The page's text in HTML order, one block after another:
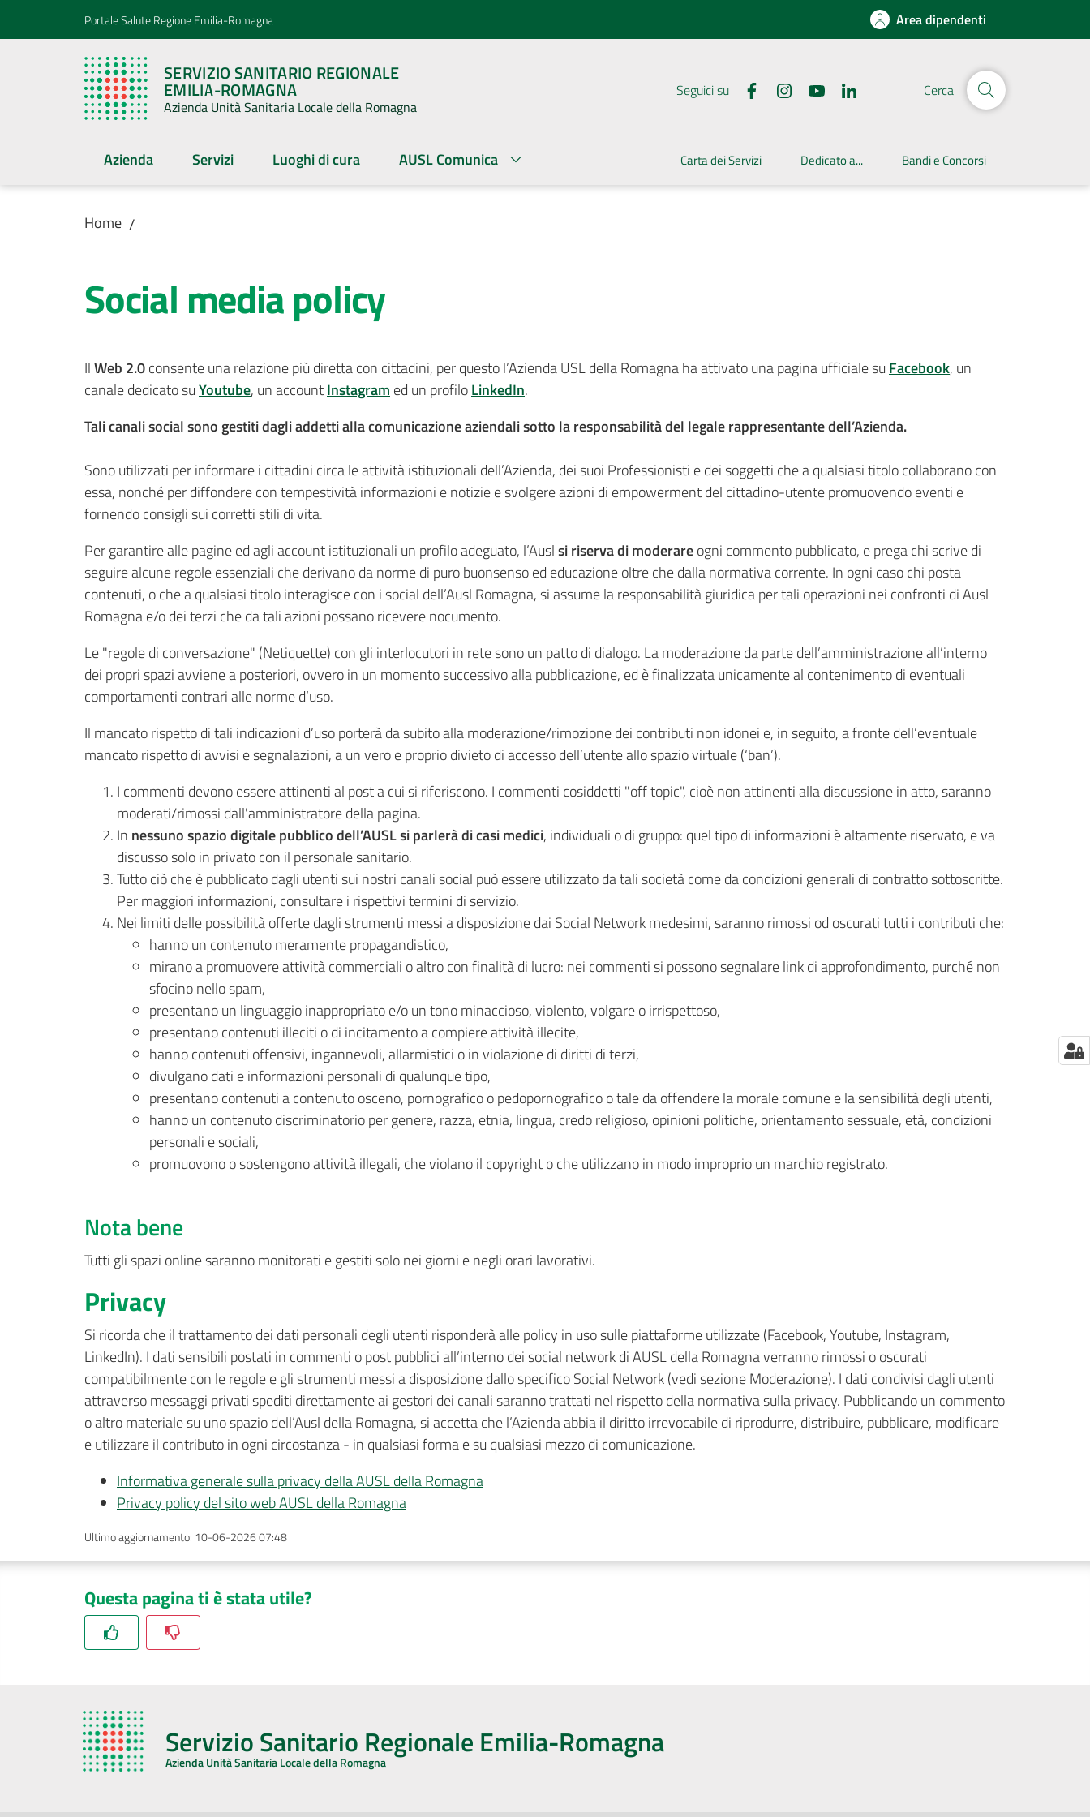
Vai al contenuto
Vai alla navigazionePortale Salute Regione Emilia-Romagna Area dipendenti
SERVIZIO SANITARIO REGIONALE
EMILIA-ROMAGNA
Azienda Unità Sanitaria Locale della Romagna
Seguici su Cerca
Azienda Servizi Luoghi di cura AUSL Comunica Carta dei Servizi Dedicato a... Bandi e Concorsi
Home /
Social media policy
IlWeb 2.0consente una relazione più diretta con cittadini, per questo l’Azienda USL della Romagna ha attivato una pagina ufficiale su Facebook, un
canale dedicato suYoutube, un accountInstagram ed un profiloLinkedIn.
Tali canali social sono gestiti dagli addetti alla comunicazione aziendali sotto la responsabilità del legale rappresentante dell’Azienda.
Sono utilizzati per informare i cittadini circa le attività istituzionali dell’Azienda, dei suoi Professionisti e dei soggetti che a qualsiasi titolo collaborano con
essa, nonché per diffondere con tempestività informazioni e notizie e svolgere azioni di empowerment del cittadino-utente promuovendo eventi e
fornendo consigli sui corretti stili di vita.
Per garantire alle pagine ed agli account istituzionali un profilo adeguato, l’Auslsi riserva di moderareogni commento pubblicato, e prega chi scrive di
seguire alcune regole essenziali che derivano da norme di puro buonsenso ed educazione oltre che dalla normativa corrente. In ogni caso chi posta
contenuti, o che a qualsiasi titolo interagisce con i social dell’Ausl Romagna, si assume la responsabilità giuridica per tali operazioni nei confronti di Ausl
Romagna e/o dei terzi che da tali azioni possano ricevere nocumento.
Le "regole di conversazione" (Netiquette) con gli interlocutori in rete sono un patto di dialogo. La moderazione da parte dell’amministrazione all’interno
dei propri spazi avviene a posteriori, ovvero in un momento successivo alla pubblicazione, ed è finalizzata unicamente al contenimento di eventuali
comportamenti contrari alle norme d’uso.
Il mancato rispetto di tali indicazioni d’uso porterà da subito alla moderazione/rimozione dei contributi non idonei e, in seguito, a fronte dell’eventuale
mancato rispetto di avvisi e segnalazioni, a un vero e proprio divieto di accesso dell’utente allo spazio virtuale (‘ban’).
I commenti devono essere attinenti al post a cui si riferiscono. I commenti cosiddetti "off topic", cioè non attinenti alla discussione in atto, saranno
moderati/rimossi dall'amministratore della pagina.
In nessuno spazio digitale pubblico dell’AUSL si parlerà di casi medici, individuali o di gruppo: quel tipo di informazioni è altamente riservato, e va
discusso solo in privato con il personale sanitario.
Tutto ciò che è pubblicato dagli utenti sui nostri canali social può essere utilizzato da tali società come da condizioni generali di contratto sottoscritte.
Per maggiori informazioni, consultare i rispettivi termini di servizio.
Nei limiti delle possibilità offerte dagli strumenti messi a disposizione dai Social Network medesimi, saranno rimossi od oscurati tutti i contributi che:
hanno un contenuto meramente propagandistico,
mirano a promuovere attività commerciali o altro con finalità di lucro: nei commenti si possono segnalare link di approfondimento, purché non
sfocino nello spam,
presentano un linguaggio inappropriato e/o un tono minaccioso, violento, volgare o irrispettoso,
presentano contenuti illeciti o di incitamento a compiere attività illecite,
hanno contenuti offensivi, ingannevoli, allarmistici o in violazione di diritti di terzi,
divulgano dati e informazioni personali di qualunque tipo,
presentano contenuti a contenuto osceno, pornografico o pedopornografico o tale da offendere la morale comune e la sensibilità degli utenti,
hanno un contenuto discriminatorio per genere, razza, etnia, lingua, credo religioso, opinioni politiche, orientamento sessuale, età, condizioni
personali e sociali,
promuovono o sostengono attività illegali, che violano il copyright o che utilizzano in modo improprio un marchio registrato.
Nota bene
Tutti gli spazi online saranno monitorati e gestiti solo nei giorni e negli orari lavorativi.
Privacy
Si ricorda che il trattamento dei dati personali degli utenti risponderà alle policy in uso sulle piattaforme utilizzate (Facebook, Youtube, Instagram,
LinkedIn). I dati sensibili postati in commenti o post pubblici all’interno dei social network di AUSL della Romagna verranno rimossi o oscurati
compatibilmente con le regole e gli strumenti messi a disposizione dallo specifico Social Network (vedi sezione Moderazione). I dati condivisi dagli utenti
attraverso messaggi privati spediti direttamente ai gestori dei canali saranno trattati nel rispetto della normativa sulla privacy. Pubblicando un commento
o altro materiale su uno spazio dell’Ausl della Romagna, si accetta che l’Azienda abbia il diritto irrevocabile di riprodurre, distribuire, pubblicare, modificare
e utilizzare il contributo in ogni circostanza - in qualsiasi forma e su qualsiasi mezzo di comunicazione.
Informativa generale sulla privacy della AUSL della Romagna
Privacy policy del sito web AUSL della Romagna
Ultimo aggiornamento: 10-06-2026 07:48
Questa pagina ti è stata utile?
Servizio Sanitario Regionale Emilia-Romagna
Azienda Unità Sanitaria Locale della Romagna